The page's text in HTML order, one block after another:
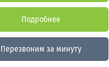
Подробнее
Перезвоним за минуту